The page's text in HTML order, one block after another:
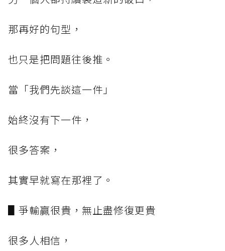
那再好的句型，
也只是把問題往後推。
當「我們先談這一件」
始終沒有下一件，
很多答案，
其實早就寫在那裡了。
▋爭輸贏很貴，無止盡修復更貴
很多人相信，